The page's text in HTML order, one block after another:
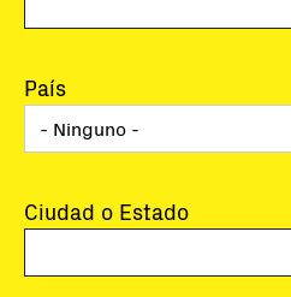
País
Ciudad o Estado